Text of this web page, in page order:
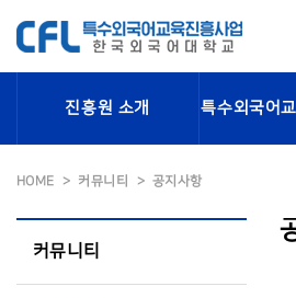
진흥원 소개 특수외국어
HOME 커뮤니티 공지사항
커뮤니티